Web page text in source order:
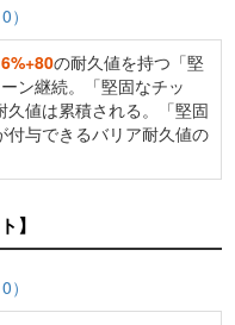
の耐久値を持つ「堅
ン継続。「堅固なチッ
値は累積される。「堅固
付与できるバリア耐久値の
】